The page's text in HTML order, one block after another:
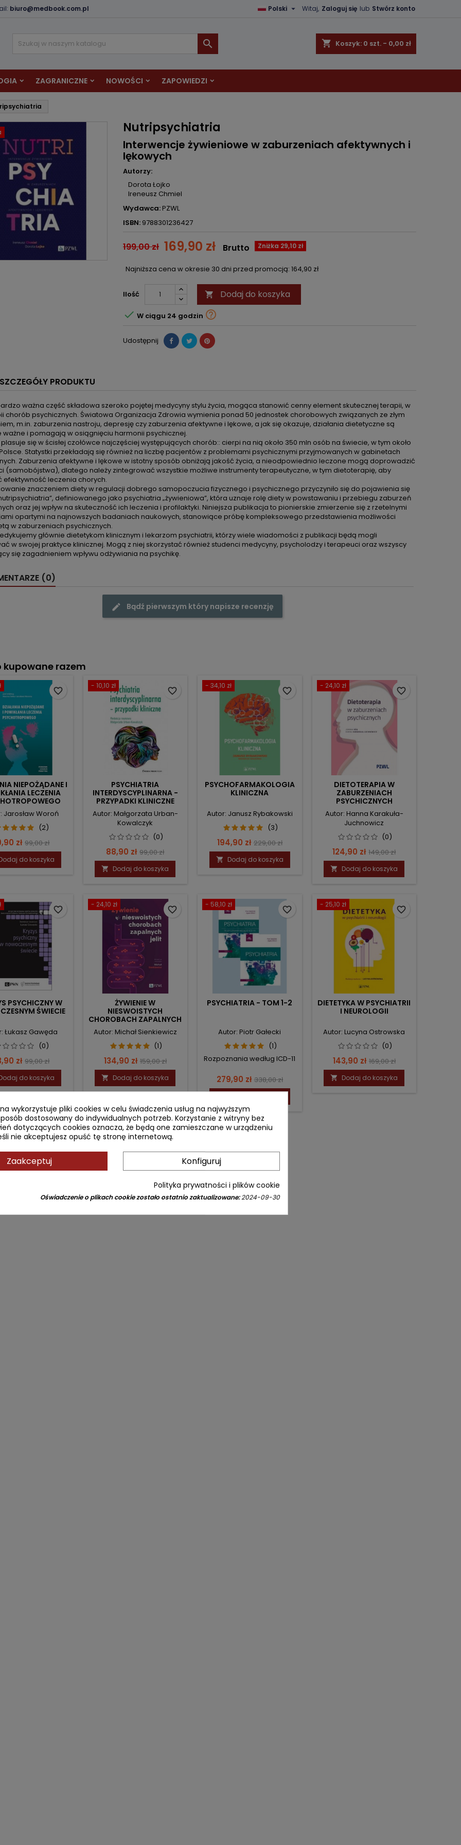
biuro@medbook.com.pl Witaj, Zaloguj się lub Stwórz konto
Polski 
shopping_cart Koszyk: 0 szt. - 0,00 zł

ZAGRANICZNE NOWOŚCI ZAPOWIEDZI
Nutripsychiatria
Interwencje żywieniowe w zaburzeniach afektywnych i
lękowych
Autorzy:
Dorota Łojko
Ireneusz Chmiel
Wydawca:PZWL
ISBN: 9788301236427
199,00 zł 169,90 zł Zniżka 29,10 zł
Brutto
Najniższa cena w okresie 30 dni przed promocją: 164,90 zł
Ilość  Dodaj do koszyka
 W ciągu 24 godzin 
Udostępnij
SZCZEGÓŁY PRODUKTU
ważna część składowa szeroko pojętej medycyny stylu życia, mogąca stanowić cenny element skutecznej terapii, w
chorób psychicznych. Światowa Organizacja Zdrowia wymienia ponad 50 jednostek chorobowych związanych ze złym
m.in. zaburzenia nastroju, depresję czy zaburzenia afektywne i lękowe, a jak się okazuje, działania dietetyczne są
ważne i pomagają w osiągnięciu harmonii psychicznej.
się w ścisłej czołówce najczęściej występujących chorób:: cierpi na nią około 350 mln osób na świecie, w tym około
Polsce. Statystki przekładają się również na liczbę pacjentów z problemami psychicznymi przyjmowanych w gabinetach
Zaburzenia afektywne i lękowe w istotny sposób obniżają jakość życia, a nieodpowiednio leczone mogą doprowadzić
(samobójstwa), dlatego należy zintegrować wszystkie możliwe instrumenty terapeutyczne, w tym dietoterapię, aby
efektywność leczenia chorych.
znaczeniem diety w regulacji dobrego samopoczucia fizycznego i psychicznego przyczyniło się do pojawienia się
definiowanego jako psychiatria „żywieniowa”, która uznaje rolę diety w powstawaniu i przebiegu zaburzeń
oraz jej wpływ na skuteczność ich leczenia i profilaktyki. Niniejsza publikacja to pionierskie zmierzenie się z rzetelnymi
opartymi na najnowszych badaniach naukowych, stanowiące próbę kompleksowego przedstawienia możliwości
w zaburzeniach psychicznych.
głównie dietetykom klinicznym i lekarzom psychiatrii, którzy wiele wiadomości z publikacji będą mogli
w swojej praktyce klinicznej. Mogą z niej skorzystać również studenci medycyny, psycholodzy i terapeuci oraz wszyscy
się zagadnieniem wpływu odżywiania na psychikę.
(0)
Bądź pierwszym który napisze recenzję
kupowane razem
NIEPOŻĄDANE I
LECZENIA
Jarosław Woroń
(2)
zł Cena
podstawowa
99,00 zł
do koszyka
favorite_border
- 10,10 zł
PSYCHIATRIA
INTERDYSCYPLINARNA -
PRZYPADKI KLINICZNE
Autor: Małgorzata Urban-
Kowalczyk
(0)
Cena
88,90 zł Cena
podstawowa
99,00 zł
 Dodaj do koszyka
favorite_border
- 34,10 zł
PSYCHOFARMAKOLOGIA
KLINICZNA
Autor: Janusz Rybakowski
(3)
Cena
194,90 zł Cena
podstawowa
229,00 zł
 Dodaj do koszyka
favorite_border
- 24,10 zł
DIETOTERAPIA W
ZABURZENIACH
PSYCHICZNYCH
Autor: Hanna Karakuła-
Juchnowicz
(0)
Cena
124,90 zł Cena
podstawowa
149,00 zł
 Dodaj do koszyka
favorite_border
PSYCHICZNY W
ŚWIECIE
Łukasz Gawęda
(0)
zł Cena
podstawowa
99,00 zł
do koszyka
favorite_border
- 24,10 zł
ŻYWIENIE W
NIESWOISTYCH
CHOROBACH ZAPALNYCH
JELIT
Autor: Michał Sienkiewicz
(1)
Cena
134,90 zł Cena
podstawowa
159,00 zł
 Dodaj do koszyka
favorite_border
- 58,10 zł
PSYCHIATRIA - TOM 1-2
Autor: Piotr Gałecki
(1)
Rozpoznania według ICD-11
Cena
279,90 zł Cena
podstawowa
338,00 zł
favorite_border
- 25,10 zł
DIETETYKA W PSYCHIATRII
I NEUROLOGII
Autor: Lucyna Ostrowska
(0)
Cena
143,90 zł Cena
podstawowa
169,00 zł
 Dodaj do koszyka
favorite_border
być zalogowany by zapisać produkty na swojej liście życzeń.
wykorzystuje pliki cookies w celu świadczenia usług na najwyższym
dostosowany do indywidualnych potrzeb. Korzystanie z witryny bez
dotyczących cookies oznacza, że będą one zamieszczane w urządzeniu
nie akceptujesz opuść tę stronę internetową.
Zaakceptuj Konfiguruj
Polityka prywatności i plików cookie
Oświadczenie o plikach cookie zostało ostatnio zaktualizowane:2024-09-30